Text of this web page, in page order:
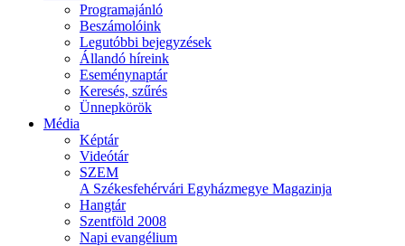
Programajánló
Beszámolóink
Legutóbbi bejegyzések
Állandó híreink
Eseménynaptár
Keresés, szűrés
Ünnepkörök
Média
Képtár
Videótár
SZEM
A Székesfehérvári Egyházmegye Magazinja
Hangtár
Szentföld 2008
Napi evangélium